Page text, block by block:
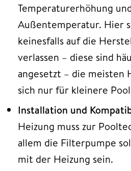
Temperaturerhöhung
Außentemperatur. Hier
keinesfalls auf die
verlassen – diese sind
angesetzt – die meisten
sich nur für kleinere
Installation und
Heizung muss zur
allem die Filterpumpe
mit der Heizung sein.